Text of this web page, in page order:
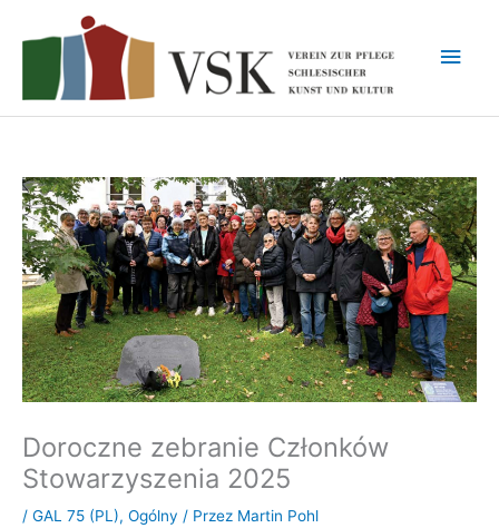
Doroczne zebranie Członków
Stowarzyszenia 2025
/ GAL 75 (PL), Ogólny / Przez Martin Pohl